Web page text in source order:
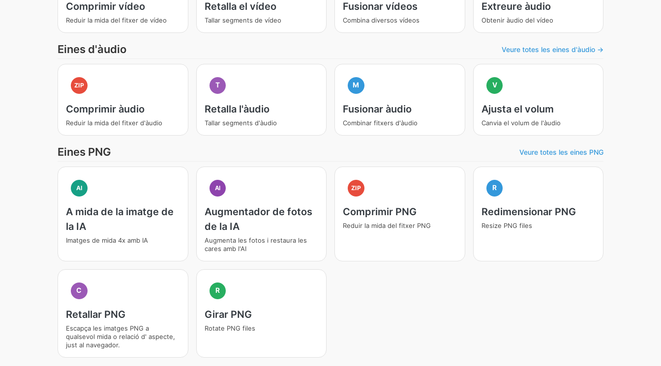
Comprimir vídeo
Reduir la mida del fitxer de vídeo
Retalla el vídeo
Tallar segments de vídeo
Fusionar vídeos
Combina diversos vídeos
Extreure àudio
Obtenir àudio del vídeo
Eines d'àudio Veure totes les eines d'àudio →
ZIP
Comprimir àudio
Reduir la mida del fitxer d'àudio
T
Retalla l'àudio
Tallar segments d'àudio
M
Fusionar àudio
Combinar fitxers d'àudio
V
Ajusta el volum
Canvia el volum de l'àudio
Eines PNG Veure totes les eines PNG
AI
A mida de la imatge de
la IA
Imatges de mida 4x amb IA
AI
Augmentador de fotos
de la IA
Augmenta les fotos i restaura les
cares amb l'AI
ZIP
Comprimir PNG
Reduir la mida del fitxer PNG
R
Redimensionar PNG
Resize PNG files
C
Retallar PNG
Escapça les imatges PNG a
qualsevol mida o relació d' aspecte,
just al navegador.
R
Girar PNG
Rotate PNG files